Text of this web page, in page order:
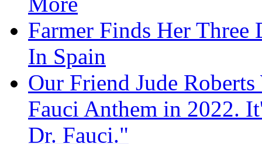
Farmer Finds Her
In Spain
Our Friend Jude
Fauci Anthem in 2022.
Dr. Fauci."